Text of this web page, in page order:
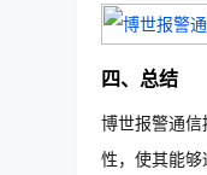
四、总结
博世报警通
性，使其能够